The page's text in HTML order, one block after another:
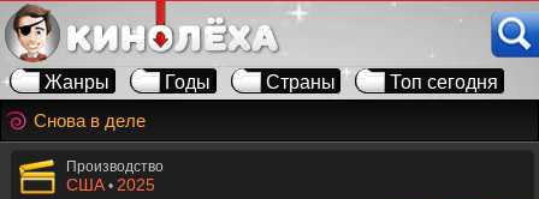
Жанры Годы Страны
Топ сегодня
Снова в деле
Производство
США• 2025